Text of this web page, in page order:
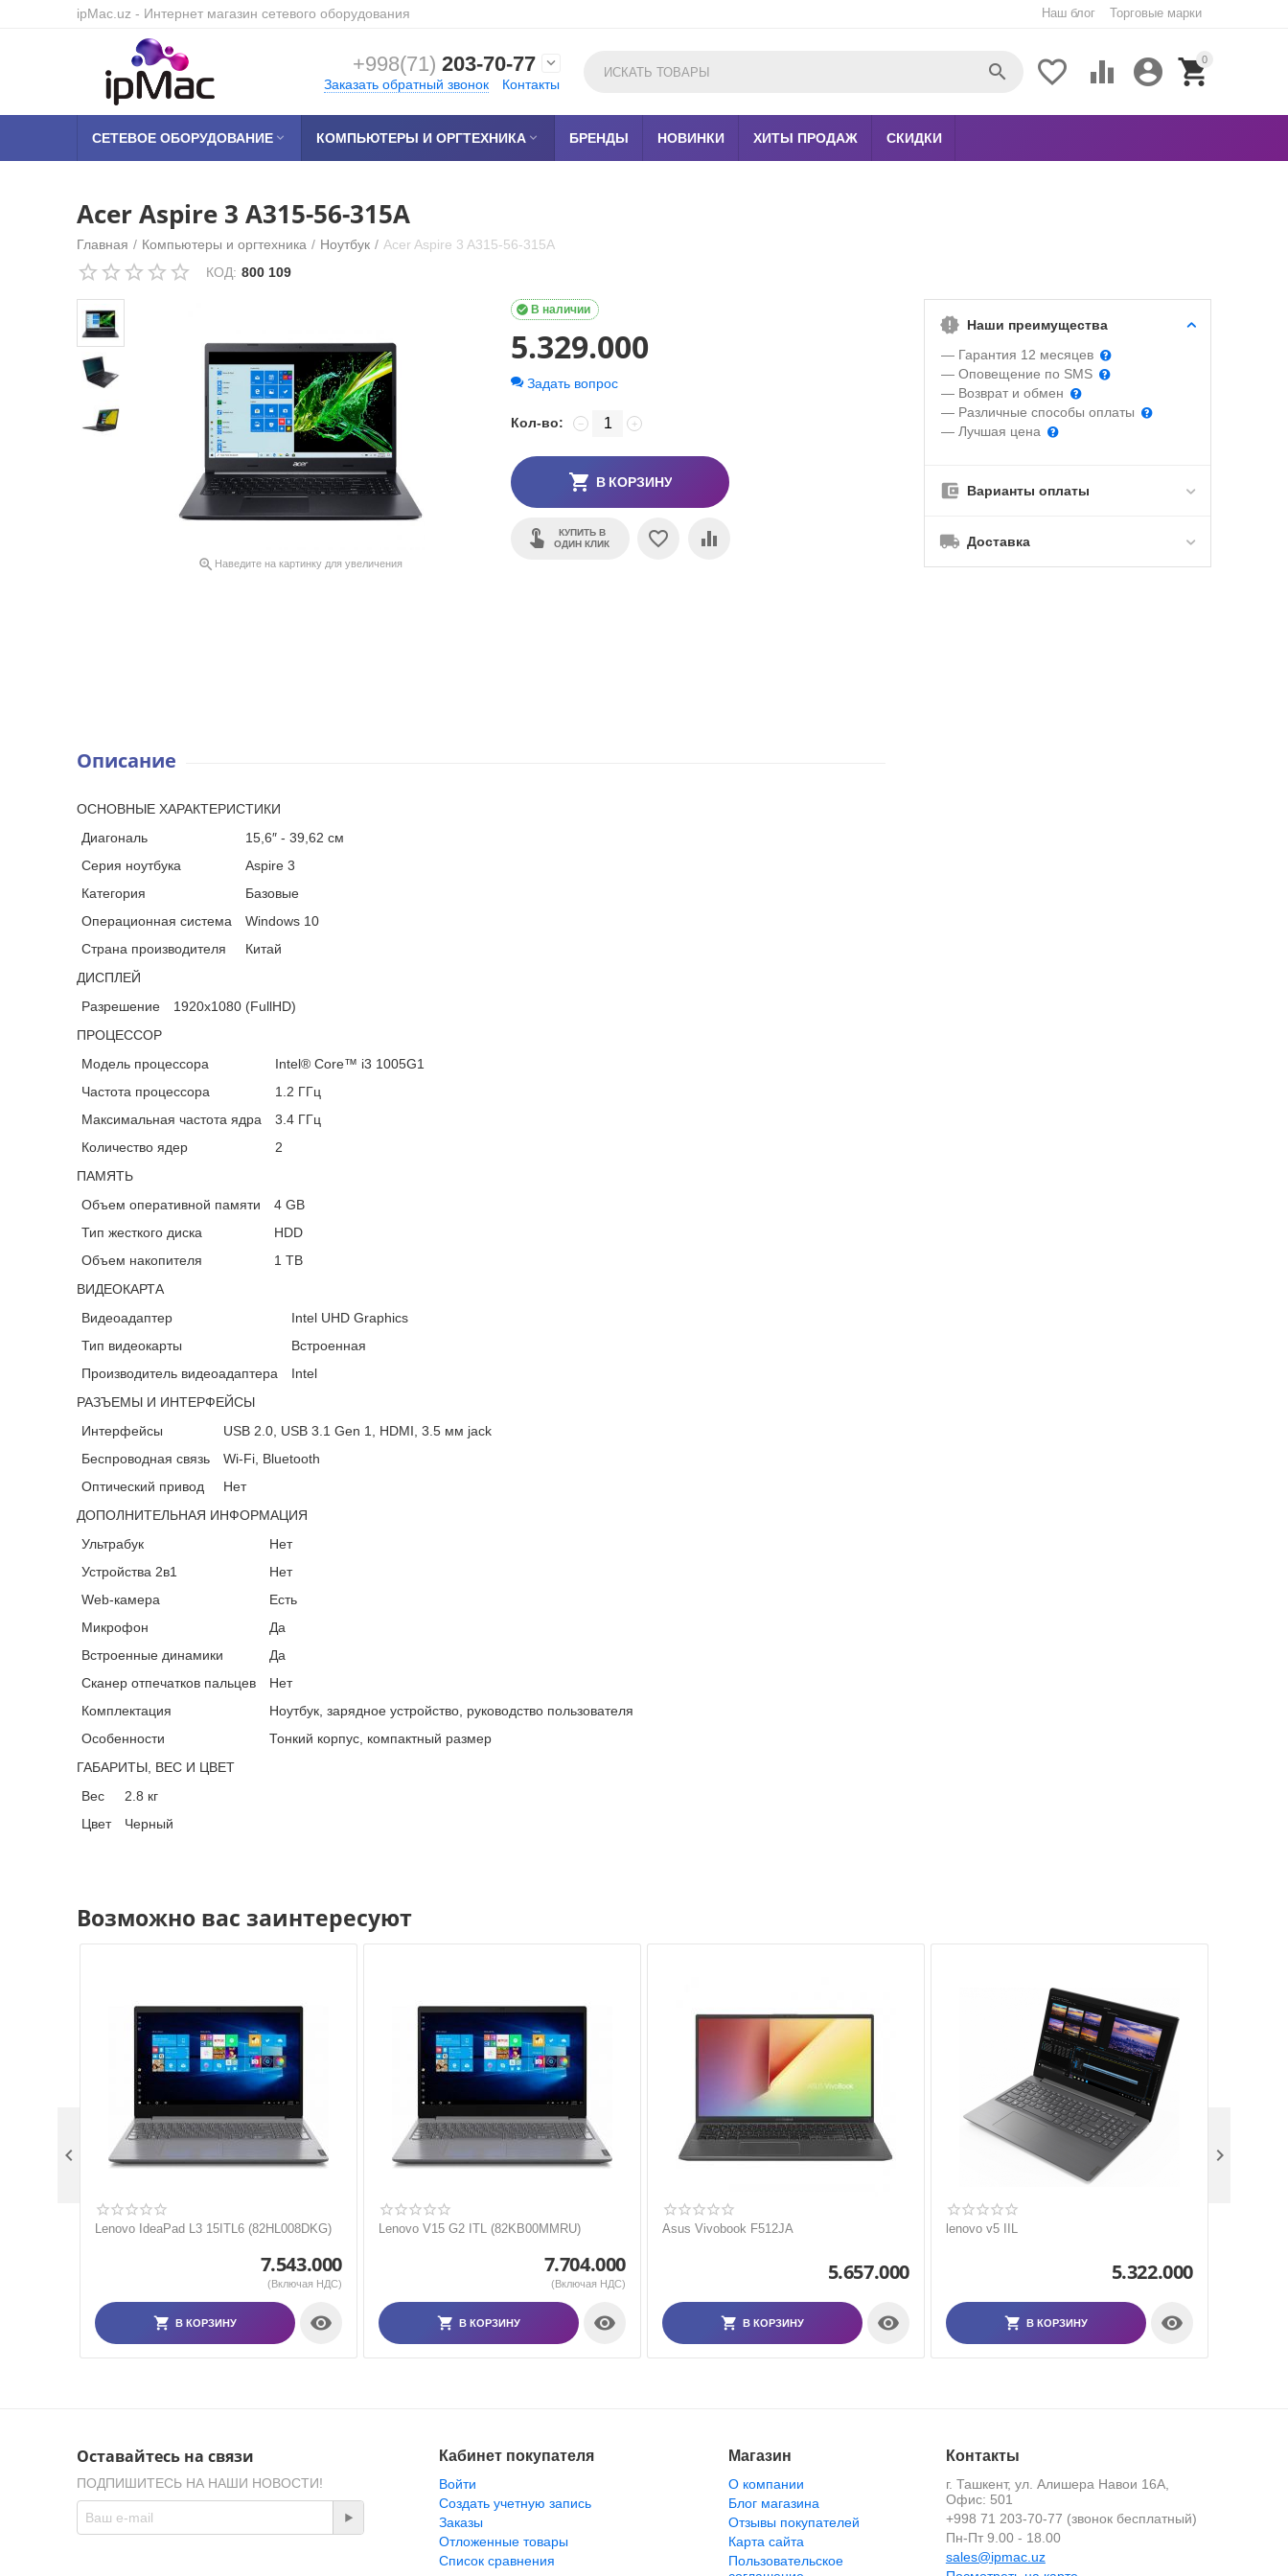
ipMac.uz - Интернет магазин сетевого оборудования Наш блог Торговые марки
+998(71) 203-70-77 
Заказать обратный звонок Контакты
0


 

СЕТЕВОЕ ОБОРУДОВАНИЕ  КОМПЬЮТЕРЫ И ОРГТЕХНИКА  БРЕНДЫ НОВИНКИ ХИТЫ ПРОДАЖ СКИДКИ
Acer Aspire 3 A315-56-315A
Главная / Компьютеры и оргтехника / Ноутбук / Acer Aspire 3 A315-56-315A
КОД: 800 109
 Наведите на картинку для увеличения
В наличии

5.329.000
Задать вопрос
Кол-во: +
−
В КОРЗИНУ
КУПИТЬ В
ОДИН КЛИК
Наши преимущества
— Гарантия 12 месяцев
— Оповещение по SMS
— Возврат и обмен
— Различные способы оплаты
— Лучшая цена
Варианты оплаты
Доставка
Описание
ОСНОВНЫЕ ХАРАКТЕРИСТИКИ
Диагональ
15,6″ - 39,62 см
Серия ноутбука
Aspire 3
Категория
Базовые
Операционная система
Windows 10
Страна производителя
Китай
ДИСПЛЕЙ
Разрешение
1920х1080 (FullHD)
ПРОЦЕССОР
Модель процессора
Intel® Core™ i3 1005G1
Частота процессора
1.2 ГГц
Максимальная частота ядра
3.4 ГГц
Количество ядер
2
ПАМЯТЬ
Объем оперативной памяти
4 GB
Тип жесткого диска
HDD
Объем накопителя
1 TB
ВИДЕОКАРТА
Видеоадаптер
Intel UHD Graphics
Тип видеокарты
Встроенная
Производитель видеоадаптера
Intel
РАЗЪЕМЫ И ИНТЕРФЕЙСЫ
Интерфейсы
USB 2.0, USB 3.1 Gen 1, HDMI, 3.5 мм jack
Беспроводная связь
Wi-Fi, Bluetooth
Оптический привод
Нет
ДОПОЛНИТЕЛЬНАЯ ИНФОРМАЦИЯ
Ультрабук
Нет
Устройства 2в1
Нет
Web-камера
Есть
Микрофон
Да
Встроенные динамики
Да
Сканер отпечатков пальцев
Нет
Комплектация
Ноутбук, зарядное устройство, руководство пользователя
Особенности
Тонкий корпус, компактный размер
ГАБАРИТЫ, ВЕС И ЦВЕТ
Вес
2.8 кг
Цвет
Черный
Возможно вас заинтересуют
Lenovo IdeaPad L3 15ITL6 (82HL008DKG)
7.543.000
(Включая НДС)
В КОРЗИНУ 
Lenovo V15 G2 ITL (82KB00MMRU)
7.704.000
(Включая НДС)
В КОРЗИНУ 
Asus Vivobook F512JA
5.657.000
В КОРЗИНУ 
lenovo v5 IIL
5.322.000
В КОРЗИНУ 
 
Оставайтесь на связи
ПОДПИШИТЕСЬ НА НАШИ НОВОСТИ!
Кабинет покупателя
Войти
Создать учетную запись
Заказы
Отложенные товары
Список сравнения
Магазин
О компании
Блог магазина
Отзывы покупателей
Карта сайта
Пользовательское
Контакты
г. Ташкент, ул. Алишера Навои 16А,
Офис: 501
+998 71 203-70-77 (звонок бесплатный)
Пн-Пт 9.00 - 18.00
sales@ipmac.uz